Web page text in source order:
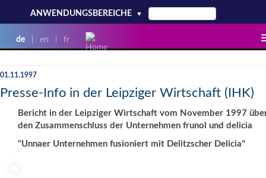
ANWENDUNGSBEREICHE ▼
de en fr
NEWS
PRODUKTE
UNTERNEHMEN
EVENTS
01.11.1997
Presse-Info in der Leipziger Wirtschaft (IHK)
Bericht in der Leipziger Wirtschaft vom November 1997
den Zusammenschluss der Unternehmen frunol und delicia
"Unnaer Unternehmen fusioniert mit Delitzscher Delicia"